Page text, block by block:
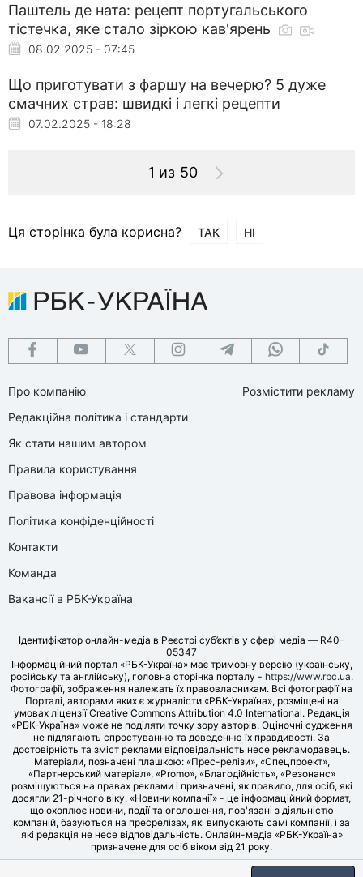
Паштель де ната: рецепт португальського
тістечка, яке стало зіркою кав'ярень
08.02.2025 - 07:45
Що приготувати з фаршу на вечерю? 5 дуже
смачних страв: швидкі і легкі рецепти
07.02.2025 - 18:28
1 из 50
Ця сторінка була корисна? ТАК НІ
Про компанію
Редакційна політика і стандарти
Як стати нашим автором
Правила користування
Правова інформація
Політика конфіденційності
Контакти
Команда
Вакансії в РБК-Україна
Розмістити рекламу
Ідентифікатор онлайн-медіа в Реєстрі суб’єктів у сфері медіа — R40-
05347
Інформаційний портал «РБК-Україна» має тримовну версію (українську,
російську та англійську), головна сторінка порталу - https://www.rbc.ua.
Фотографії, зображення належать їх правовласникам. Всі фотографії на
Порталі, авторами яких є журналісти «РБК-Україна», розміщені на
умовах ліцензії Creative Commons Attribution 4.0 International. Редакція
«РБК-Україна» може не поділяти точку зору авторів. Оціночні судження
не підлягають спростуванню та доведенню їх правдивості. За
достовірність та зміст реклами відповідальність несе рекламодавець.
Матеріали, позначені плашкою: «Прес-релізи», «Спецпроект»,
«Партнерський матеріал», «Promo», «Благодійність», «Резонанс»
розміщуються на правах реклами і призначені, як правило, для осіб, які
досягли 21-річного віку. «Новини компанії» - це інформаційний формат,
що охоплює новини, події та оголошення, пов'язані з діяльністю
компаній, базуються на пресрелізах, які випускають самі компанії, і за
які редакція не несе відповідальність. Онлайн-медіа «РБК-Україна»
призначене для осіб віком від 21 року.
© LLC «UBT MEDIA», 2006-2026.